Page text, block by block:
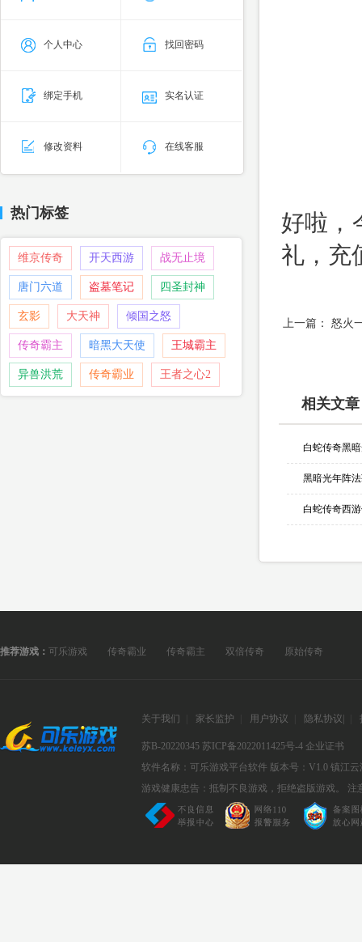
个人中心 找回密码
绑定手机 实名认证
修改资料 在线客服
热门标签
维京传奇 开天西游 战无止境
唐门六道 盗墓笔记 四圣封神
玄影 大天神 倾国之怒
传奇霸主 暗黑大天使 王城霸主
异兽洪荒 传奇霸业 王者之心2
好啦，
礼，充
上一篇： 怒火
相关文章
黑暗光年阵
白蛇传奇西
推荐游戏： 可乐游戏 传奇霸业 传奇霸主 双倍传奇 原始传奇
关于我们 家长监护 用户协议 隐私协议|
苏B-20220345 苏ICP备2022011425号-4 企业证书
软件名称：可乐游戏平台软件 版本号：V1.0 镇江云
游戏健康忠告：抵制不良游戏，拒绝盗版游戏。